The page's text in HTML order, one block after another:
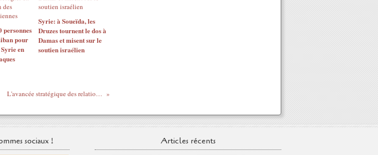
personnes
pour
en
Syrie: à Soueïda, les
Druzes tournent le dos à
Damas et misent sur le
soutien israélien
L'avancée stratégique des relations entre la Turquie et l'Irak
sociaux ! Articles récents